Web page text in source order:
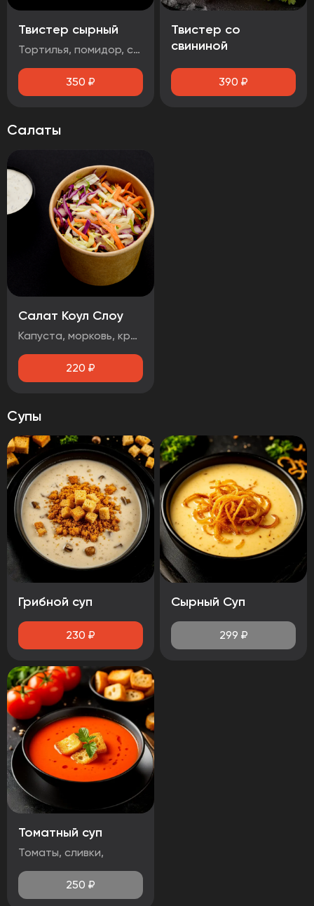
Твистер сырный
Тортилья, помидор, салат айсберг, сыр чеддер, стрипсы 2шт., соус сырный
350 ₽
Твистер со
свининой
390 ₽
Салаты
Салат Коул Слоу
Капуста, морковь, красный лук, кинза
220 ₽
Супы
Грибной суп
230 ₽
Сырный Суп
299 ₽
Томатный суп
Томаты, сливки,
250 ₽